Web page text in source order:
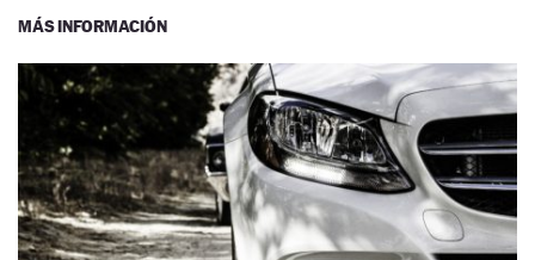
MÁS INFORMACIÓN